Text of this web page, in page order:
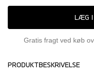
LÆG I
Gratis fragt ved køb
PRODUKTBESKRIVELSE